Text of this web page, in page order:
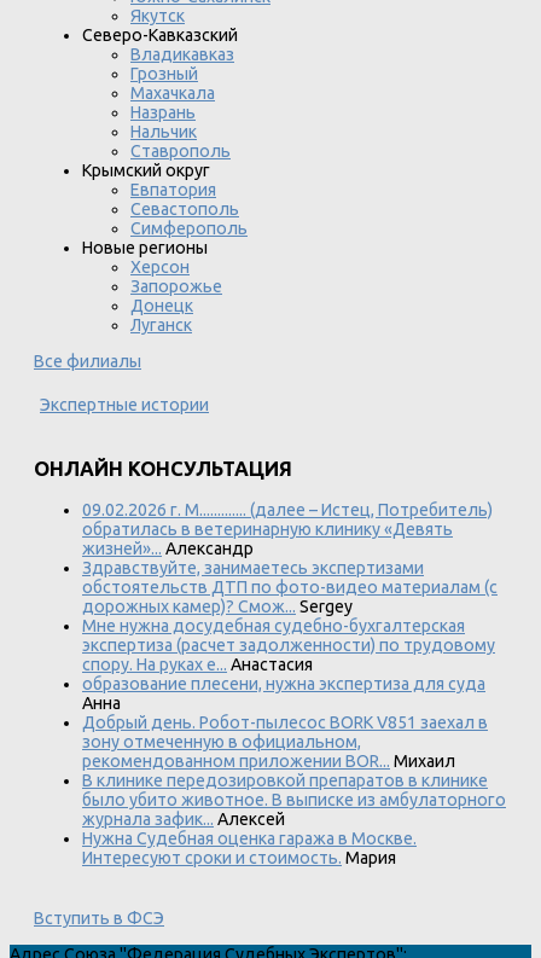
Якутск
Северо-Кавказский
Владикавказ
Грозный
Махачкала
Назрань
Нальчик
Ставрополь
Крымский округ
Евпатория
Севастополь
Симферополь
Новые регионы
Херсон
Запорожье
Донецк
Луганск
Все филиалы
Экспертные истории
ОНЛАЙН КОНСУЛЬТАЦИЯ
09.02.2026 г. М............. (далее – Истец, Потребитель)
обратилась в ветеринарную клинику «Девять
жизней»... Александр
Здравствуйте, занимаетесь экспертизами
обстоятельств ДТП по фото-видео материалам (с
дорожных камер)? Смож... Sergey
Мне нужна досудебная судебно-бухгалтерская
экспертиза (расчет задолженности) по трудовому
спору. На руках е... Анастасия
образование плесени, нужна экспертиза для суда
Анна
Добрый день. Робот-пылесос BORK V851 заехал в
зону отмеченную в официальном,
рекомендованном приложении BOR... Михаил
В клинике передозировкой препаратов в клинике
было убито животное. В выписке из амбулаторного
журнала зафик... Алексей
Нужна Судебная оценка гаража в Москве.
Интересуют сроки и стоимость. Мария
Вступить в ФСЭ